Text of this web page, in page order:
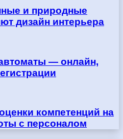
и природные
дизайн интерьера
— онлайн,
компетенций на
с персоналом